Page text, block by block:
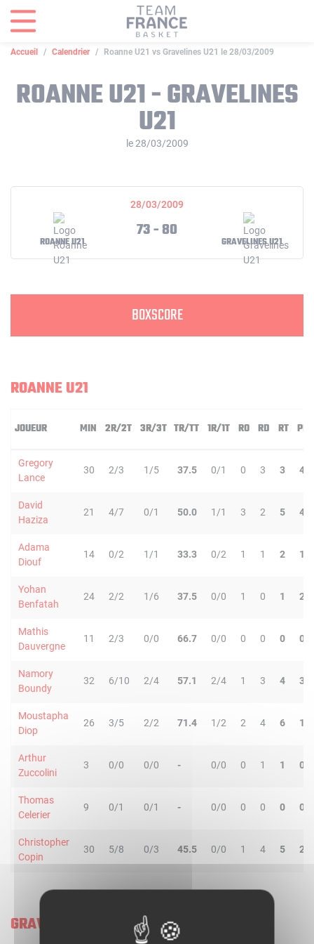
Accueil Calendrier Roanne U21 vs Gravelines U21 le 28/03/2009
ROANNE U21 - GRAVELINES
U21
le 28/03/2009
28/03/2009
ROANNE U21
73 - 80
GRAVELINES U21
BOXSCORE
ROANNE U21
JOUEUR MIN 2R/2T 3R/3T TR/TT 1R/1T RO RD RT PD
Gregory
Lance
30 2/3 1/5 37.5 0/1 0 3 3 4
David
Haziza
21 4/7 0/1 50.0 1/1 3 2 5 4
Adama
Diouf
14 0/2 1/1 33.3 0/2 1 1 2 1
Yohan
Benfatah
24 2/2 1/6 37.5 0/0 1 0 1 2
Mathis
Dauvergne
11 2/3 0/0 66.7 0/0 0 0 0 0
Namory
Boundy
32 6/10 2/4 57.1 2/4 1 3 4 3
Moustapha
Diop
26 3/5 2/2 71.4 1/2 2 4 6 1
Arthur
Zuccolini
3 0/0 0/0 - 0/0 0 1 1 0
Thomas
Celerier
9 0/1 0/1 - 0/0 0 0 0 0
Christopher
Copin
30 5/8 0/3 45.5 0/0 1 4 5 2
GRAVELINES U21
Panneau de gestion des cookies